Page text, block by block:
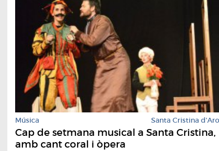
Música Santa Cristina d'Aro
Cap de setmana musical a Santa Cristina,
amb cant coral i òpera